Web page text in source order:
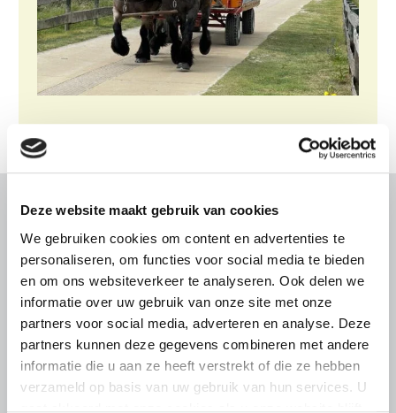
Deze website maakt gebruik van cookies
We gebruiken cookies om content en advertenties te
personaliseren, om functies voor social media te bieden
en om ons websiteverkeer te analyseren. Ook delen we
informatie over uw gebruik van onze site met onze
partners voor social media, adverteren en analyse. Deze
partners kunnen deze gegevens combineren met andere
informatie die u aan ze heeft verstrekt of die ze hebben
verzameld op basis van uw gebruik van hun services. U
Gerelateerd nieuws
Abonneren via e-mail
Abonneren via RSS